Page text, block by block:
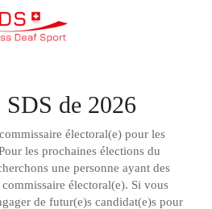
de 2026
électoral(e) pour les
les prochaines élections du
une personne ayant des
électoral(e). Si vous
de futur(e)s candidat(e)s pour